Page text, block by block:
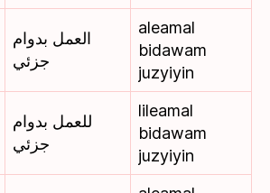
العمل بدوام
جزئي
aleamal
bidawam
juzyiyin
للعمل بدوام
جزئي
lileamal
bidawam
juzyiyin